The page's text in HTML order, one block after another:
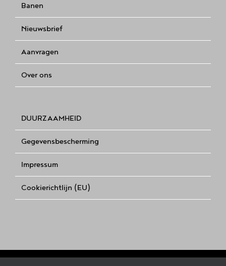
Banen
Nieuwsbrief
Aanvragen
Over ons
DUURZAAMHEID
Gegevensbescherming
Impressum
Cookierichtlijn (EU)